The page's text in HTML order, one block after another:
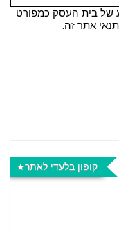
של בית העסק כמפורט
אתר זה.
קופון בלעדי לאתר